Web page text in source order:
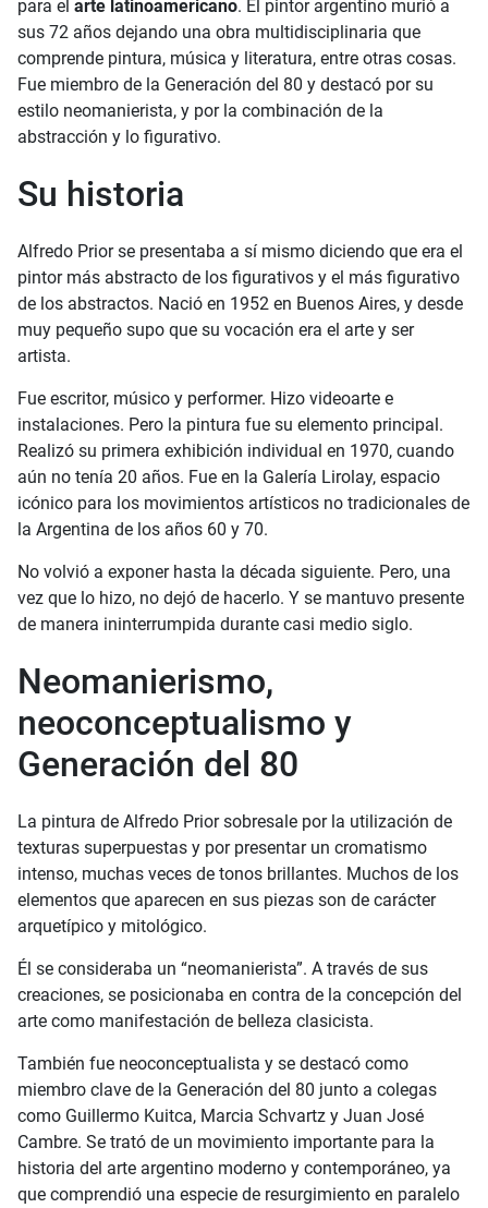
para el arte latinoamericano. El pintor argentino murió a
sus 72 años dejando una obra multidisciplinaria que
comprende pintura, música y literatura, entre otras cosas.
Fue miembro de la Generación del 80 y destacó por su
estilo neomanierista, y por la combinación de la
abstracción y lo figurativo.
Su historia
Alfredo Prior se presentaba a sí mismo diciendo que era el
pintor más abstracto de los figurativos y el más figurativo
de los abstractos. Nació en 1952 en Buenos Aires, y desde
muy pequeño supo que su vocación era el arte y ser
artista.
Fue escritor, músico y performer. Hizo videoarte e
instalaciones. Pero la pintura fue su elemento principal.
Realizó su primera exhibición individual en 1970, cuando
aún no tenía 20 años. Fue en la Galería Lirolay, espacio
icónico para los movimientos artísticos no tradicionales de
la Argentina de los años 60 y 70.
No volvió a exponer hasta la década siguiente. Pero, una
vez que lo hizo, no dejó de hacerlo. Y se mantuvo presente
de manera ininterrumpida durante casi medio siglo.
Neomanierismo,
neoconceptualismo y
Generación del 80
La pintura de Alfredo Prior sobresale por la utilización de
texturas superpuestas y por presentar un cromatismo
intenso, muchas veces de tonos brillantes. Muchos de los
elementos que aparecen en sus piezas son de carácter
arquetípico y mitológico.
Él se consideraba un “neomanierista”. A través de sus
creaciones, se posicionaba en contra de la concepción del
arte como manifestación de belleza clasicista.
También fue neoconceptualista y se destacó como
miembro clave de la Generación del 80 junto a colegas
como Guillermo Kuitca, Marcia Schvartz y Juan José
Cambre. Se trató de un movimiento importante para la
historia del arte argentino moderno y contemporáneo, ya
que comprendió una especie de resurgimiento en paralelo